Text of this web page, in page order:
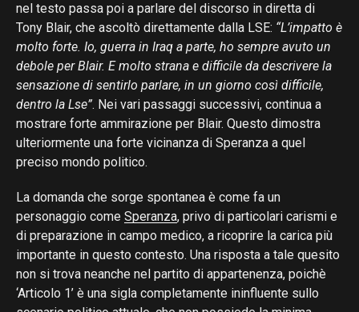
nel testo passa poi a parlare del discorso in diretta di
Tony Blair, che ascoltò direttamente dalla LSE: “L’impatto è
molto forte. Io, guerra in Iraq a parte, ho sempre avuto un
debole per Blair. E molto strana e difficile da descrivere la
sensazione di sentirlo parlare, in un giorno così difficile,
dentro la Lse”. Nei vari passaggi successivi, continua a
mostrare forte ammirazione per Blair. Questo dimostra
ulteriormente una forte vicinanza di Speranza a quel
preciso mondo politico.
La domanda che sorge spontanea è come fa un
personaggio come Speranza, privo di particolari carismi e
di preparazione in campo medico, a ricoprire la carica più
importante in questo contesto. Una risposta a tale quesito
non si trova neanche nel partito di appartenenza, poichè
‘Articolo 1’ è una sigla completamente ininfluente sullo